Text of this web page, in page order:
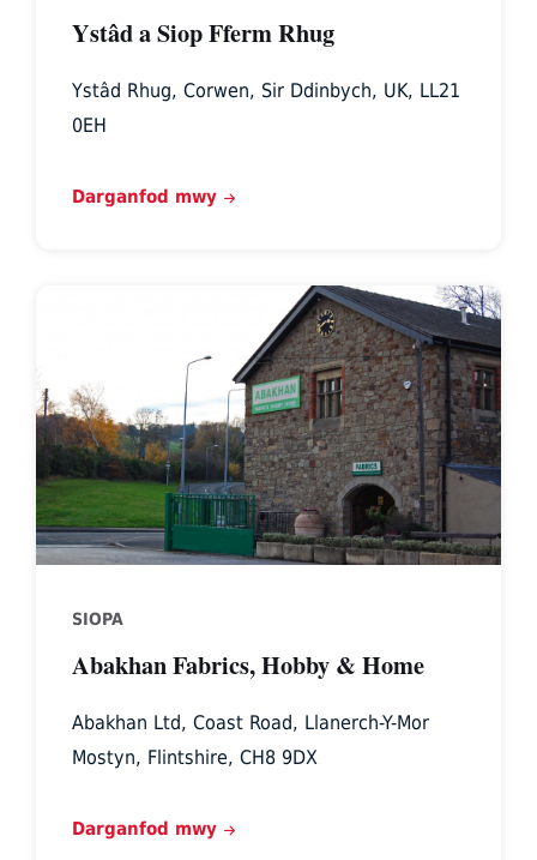
Ystâd a Siop Fferm Rhug
Ystâd Rhug, Corwen, Sir Ddinbych, UK, LL21
0EH
Darganfod mwy
SIOPA
Abakhan Fabrics, Hobby & Home
Abakhan Ltd, Coast Road, Llanerch-Y-Mor
Mostyn, Flintshire, CH8 9DX
Darganfod mwy